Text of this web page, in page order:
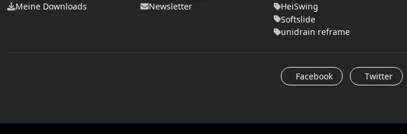
Meine Downloads
Newsletter
HeiSwing
Softslide
unidrain reframe
Facebook Twitter